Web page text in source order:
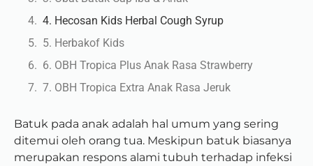
4. Hecosan Kids Herbal Cough Syrup
5. Herbakof Kids
6. OBH Tropica Plus Anak Rasa Strawberry
7. OBH Tropica Extra Anak Rasa Jeruk
Batuk pada anak adalah hal umum yang sering
ditemui oleh orang tua. Meskipun batuk biasanya
merupakan respons alami tubuh terhadap infeksi